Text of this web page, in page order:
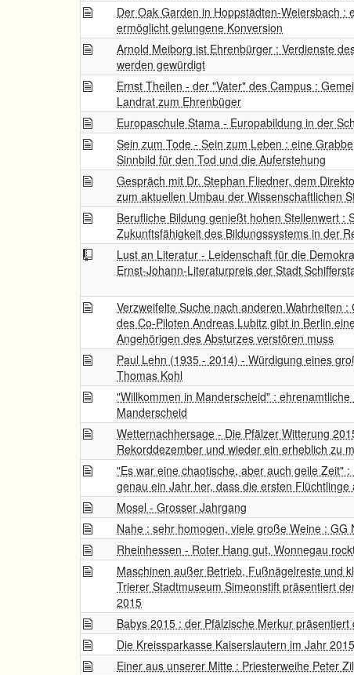
Der Oak Garden in Hoppstädten-Weiersbach :
ermöglicht gelungene Konversion
Arnold Meiborg ist Ehrenbürger : Verdienste
werden gewürdigt
Ernst Theilen - der "Vater" des Campus :
Landrat zum Ehrenbüger
Europaschule Stama - Europabildung in der
Sein zum Tode - Sein zum Leben : eine
Sinnbild für den Tod und die Auferstehung
Gespräch mit Dr. Stephan Fliedner, dem
zum aktuellen Umbau der Wissenschaftlichen
Berufliche Bildung genießt hohen Stellenwert :
Zukunftsfähigkeit des Bildungssystems in der
Lust an Literatur - Leidenschaft für die
Ernst-Johann-Literaturpreis der Stadt
Verzweifelte Suche nach anderen Wahrheiten
des Co-Piloten Andreas Lubitz gibt in Berlin
Angehörigen des Absturzes verstören muss
Paul Lehn (1935 - 2014) - Würdigung eines
Thomas Kohl
"Willkommen in Manderscheid" :
Manderscheid
Wetternachhersage - Die Pfälzer Witterung
Rekorddezember und wieder ein erheblich zu
"Es war eine chaotische, aber auch geile Zeit"
genau ein Jahr her, dass die ersten
Mosel - Grosser Jahrgang
Nahe : sehr homogen, viele große Weine : GG
Rheinhessen - Roter Hang gut, Wonnegau
Maschinen außer Betrieb, Fußnägelreste und
Trierer Stadtmuseum Simeonstift präsentiert
2015
Babys 2015 : der Pfälzische Merkur
Die Kreissparkasse Kaiserslautern im Jahr 2015
Einer aus unserer Mitte : Priesterweihe Peter